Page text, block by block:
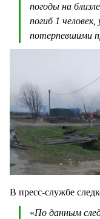
погоды на
погиб 1
потерпевшими
В пресс-службе
«По данным